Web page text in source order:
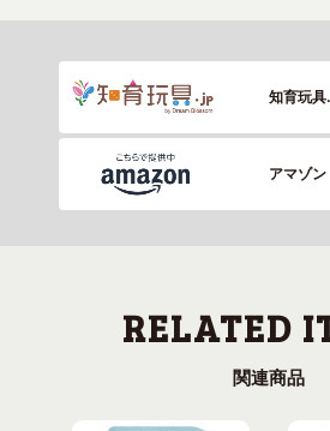
知育玩
アマゾン
関連商品